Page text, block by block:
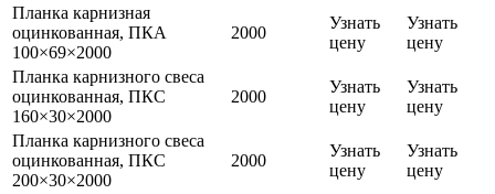
Планка карнизная
оцинкованная, ПКА
100×69×2000
2000
Узнать
цену
Узнать
цену
Планка карнизного свеса
оцинкованная, ПКС
160×30×2000
2000
Узнать
цену
Узнать
цену
Планка карнизного свеса
оцинкованная, ПКС
200×30×2000
2000
Узнать
цену
Узнать
цену